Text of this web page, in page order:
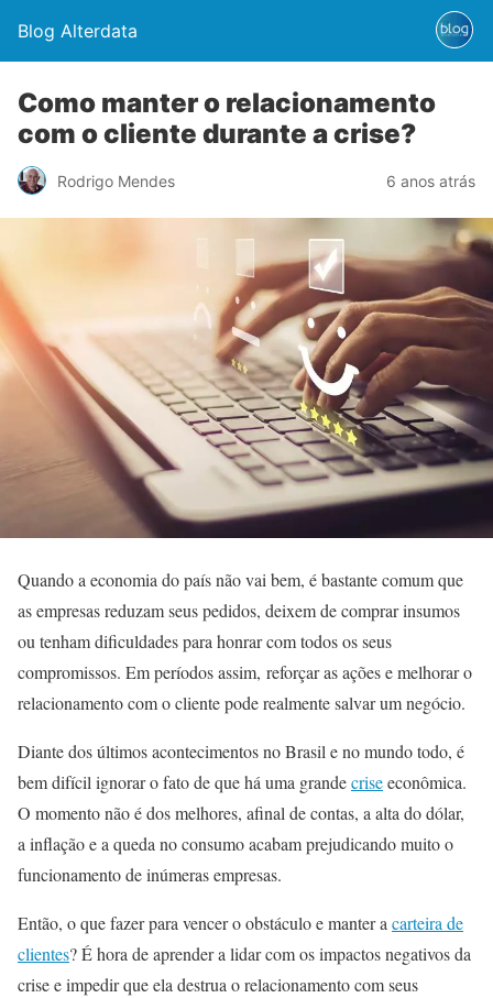
Blog Alterdata
Como manter o relacionamento
com o cliente durante a crise?
Rodrigo Mendes 6 anos atrás
Quando a economia do país não vai bem, é bastante comum que
as empresas reduzam seus pedidos, deixem de comprar insumos
ou tenham dificuldades para honrar com todos os seus
compromissos. Em períodos assim, reforçar as ações e melhorar o
relacionamento com o cliente pode realmente salvar um negócio.
Diante dos últimos acontecimentos no Brasil e no mundo todo, é
bem difícil ignorar o fato de que há uma grandecriseeconômica.
O momento não é dos melhores, afinal de contas, a alta do dólar,
a inflação e a queda no consumo acabam prejudicando muito o
funcionamento de inúmeras empresas.
Então, o que fazer para vencer o obstáculo e manter acarteira de
clientes? É hora de aprender a lidar com os impactos negativos da
crise e impedir que ela destrua o relacionamento com seus